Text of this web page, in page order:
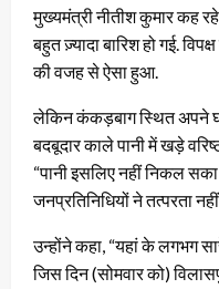
मुख्यमंत्री नीतीश कुमार कह
बहुत ज़्यादा बारिश हो गई.
की वजह से ऐसा हुआ.
लेकिन कंकड़बाग स्थित अपने
बदबूदार काले पानी में खड़े
“पानी इसलिए नहीं निकल
जनप्रतिनिधियों ने तत्परता
उन्होंने कहा, “यहां के लगभग
जिस दिन (सोमवार को)